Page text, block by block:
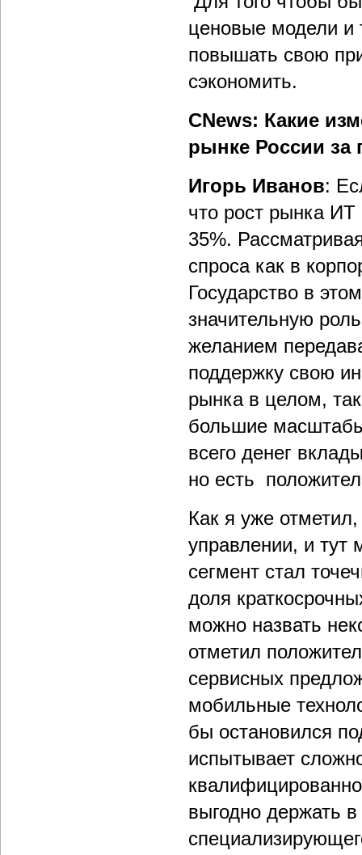
ценовые модели и
повышать свою
сэкономить.
CNews: Какие
рынке России за
Игорь Иванов:
что рост рынка
35%.
спроса как в
Государство в
значительную
желанием
поддержку свою
рынка в целом,
большие
всего денег
но есть
Как я уже
управлении, и тут
сегмент стал
доля
можно назвать
отметил
сервисных
мобильные
бы остановился
испытывает
выгодно держать